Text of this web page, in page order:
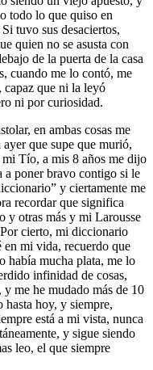
todo lo que quiso en
tuvo sus desaciertos,
quien no se asusta con
de la puerta de la casa
cuando me lo contó, me
capaz que ni la leyó
ni por curiosidad.
en ambas cosas me
que supe que murió,
Tío, a mis 8 años me dijo
a poner bravo contigo si le
y ciertamente me
recordar que significa
y otras más y mi Larousse
cierto, mi diccionario
mi vida, recuerdo que
había mucha plata, me lo
infinidad de cosas,
me he mudado más de 10
hasta hoy, y siempre,
está a mi vista, nunca
y sigue siendo
leo, el que siempre